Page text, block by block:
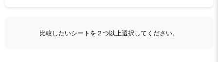
比較したいシートを２つ以上選択してください。